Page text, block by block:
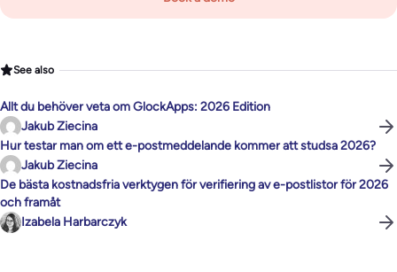
See also
Allt du behöver veta om GlockApps: 2026 Edition
Jakub Ziecina
Hur testar man om ett e-postmeddelande kommer att studsa 2026?
Jakub Ziecina
De bästa kostnadsfria verktygen för verifiering av e-postlistor för 2026
och framåt
Izabela Harbarczyk